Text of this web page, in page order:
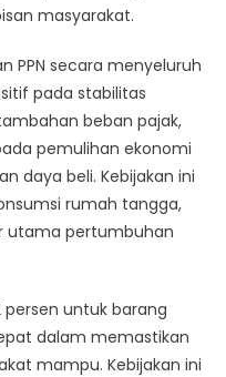
masyarakat.
PPN secara menyeluruh
pada stabilitas
beban pajak,
pemulihan ekonomi
daya beli. Kebijakan ini
rumah tangga,
utama pertumbuhan
persen untuk barang
dalam memastikan
mampu. Kebijakan ini